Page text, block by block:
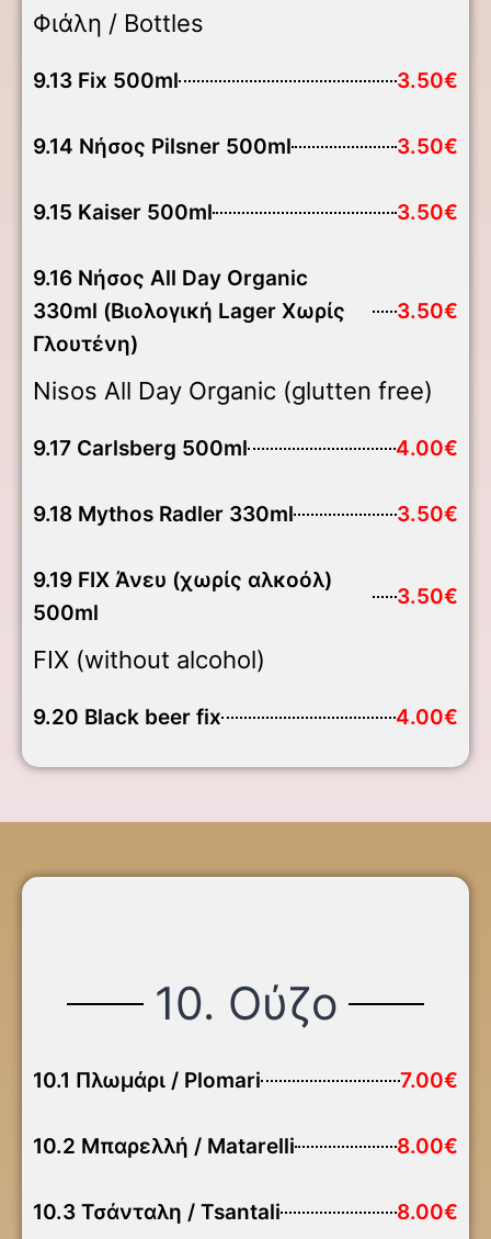
Φιάλη / Bottles
9.13 Fix 500ml 3.50€
9.14 Νήσος Pilsner 500ml 3.50€
9.15 Kaiser 500ml 3.50€
9.16 Νήσος All Day Organic
330ml (Βιολογική Lager Χωρίς
Γλουτένη)
3.50€
Nisos All Day Organic (glutten free)
9.17 Carlsberg 500ml 4.00€
9.18 Mythos Radler 330ml 3.50€
9.19 FIX Άνευ (χωρίς αλκοόλ)
500ml
3.50€
FIX (without alcohol)
9.20 Black beer fix 4.00€
10. Ούζο
10.1 Πλωμάρι / Plomari 7.00€
10.2 Μπαρελλή / Matarelli 8.00€
10.3 Τσάνταλη / Tsantali 8.00€